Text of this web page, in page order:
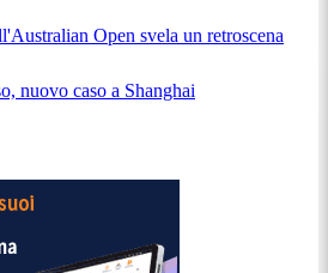
Open svela un retroscena
nuovo caso a Shanghai